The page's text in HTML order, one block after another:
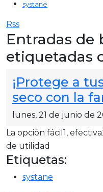
systane
Rss
Entradas de
etiquetadas
¡Protege a
seco con la
lunes, 21 de junio de
La opción fácil1,
de utilidad
Etiquetas:
systane